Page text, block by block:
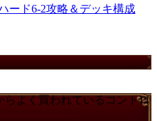
ード6-2攻略＆デッキ構成
らよく買われているコントロ